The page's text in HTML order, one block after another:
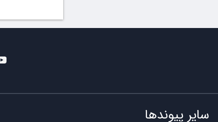
سایر پیوندها